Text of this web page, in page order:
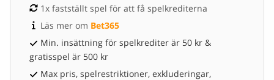
1x fastställt spel för att få spelkrediterna
Läs mer om Bet365
Min. insättning för spelkrediter är 50 kr &
gratisspel är 500 kr
Max pris, spelrestriktioner, exkluderingar,